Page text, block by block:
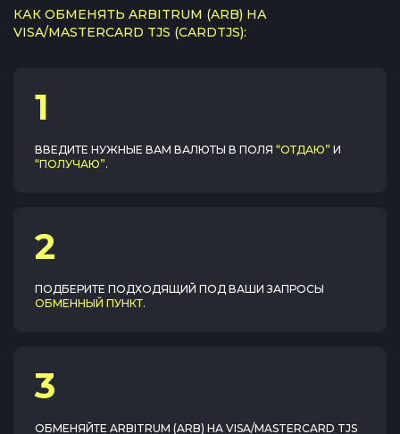
КАК ОБМЕНЯТЬ ARBITRUM (ARB) НА
VISA/MASTERCARD TJS (CARDTJS):
1
ВВЕДИТЕ НУЖНЫЕ ВАМ ВАЛЮТЫ В ПОЛЯ “ОТДАЮ” И
“ПОЛУЧАЮ”.
2
ПОДБЕРИТЕ ПОДХОДЯЩИЙ ПОД ВАШИ ЗАПРОСЫ
ОБМЕННЫЙ ПУНКТ.
3
ОБМЕНЯЙТЕ ARBITRUM (ARB) НА VISA/MASTERCARD TJS